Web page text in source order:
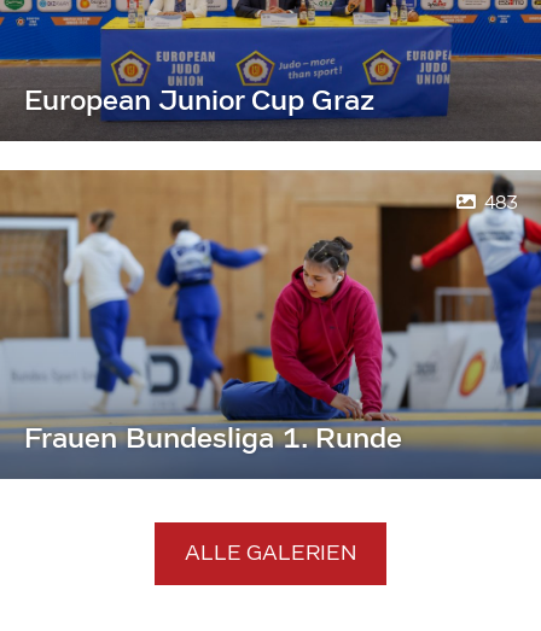
European Junior Cup Graz
483
Frauen Bundesliga 1. Runde
ALLE GALERIEN